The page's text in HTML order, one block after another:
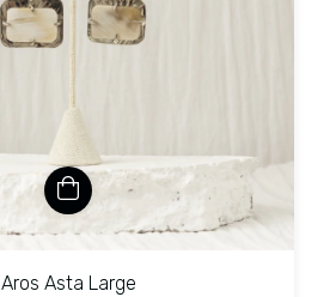
Aros Asta Large